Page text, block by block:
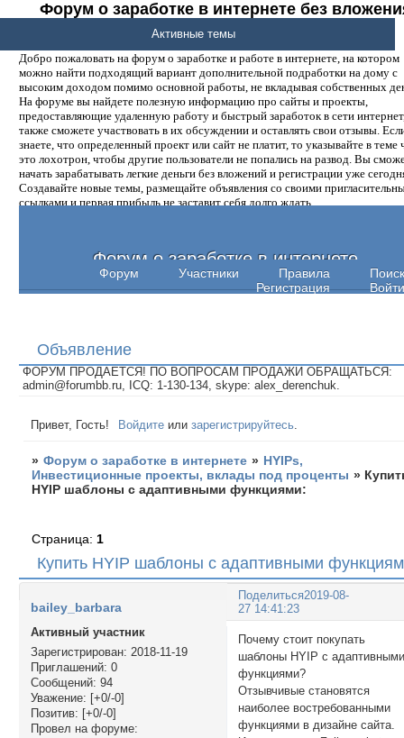
Форум о заработке в интернете без
денег.
Добро пожаловать на форум о заработке и работе в интернете, на котором
можно найти подходящий вариант дополнительной подработки на дому с
высоким доходом помимо основной работы, не вкладывая собственных
На форуме вы найдете полезную информацию про сайты и проекты,
предоставляющие удаленную работу и быстрый заработок в сети
также сможете участвовать в их обсуждении и оставлять свои отзывы.
знаете, что определенный проект или сайт не платит, то указывайте в теме
это лохотрон, чтобы другие пользователи не попались на развод. Вы
начать зарабатывать легкие деньги без вложений и регистрации уже
Создавайте новые темы, размещайте объявления со своими
ссылками и первая прибыль не заставит себя долго ждать.
Форум о заработке в интернете
Форум Участники Правила
Поиск
Регистрация
Войти
Активные темы
Объявление
ФОРУМ ПРОДАЕТСЯ! ПО ВОПРОСАМ ПРОДАЖИ ОБРАЩАТЬСЯ:
admin@forumbb.ru, ICQ: 1-130-134, skype: alex_derenchuk.
Привет, Гость! Войдите илизарегистрируйтесь
» Форум о заработке в интернете » HYIPs,
Инвестиционные проекты, вклады под проценты »
HYIP шаблоны с адаптивными функциями:
Купить HYIP шаблоны с адаптивными
Страница: 1
Поделиться2019-08-
27 14:41:23
bailey_barbara
Активный участник
Зарегистрирован: 2018-11-19
Приглашений: 0
Сообщений: 94
Уважение: [+0/-0]
Позитив: [+0/-0]
Провел на форуме:
Почему стоит покупать
шаблоны HYIP с
функциями?
Отзывчивые становятся
наиболее востребованными
функциями в дизайне сайта.